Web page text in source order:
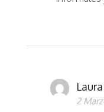
Laura
2